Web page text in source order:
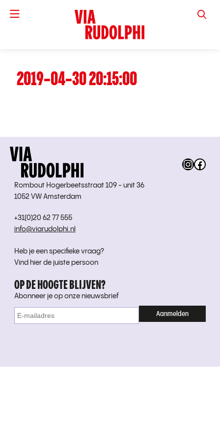
VIA
2019-04-30 20:15:00
Rombout Hogerbeetsstraat 109 - unit 36
1052 VW Amsterdam
+31(0)20 62 77 555
info@viarudolphi.nl
Heb je een specifieke vraag?
Vind hier de juiste persoon
OP DE HOOGTE BLIJVEN?
Abonneer je op onze nieuwsbrief